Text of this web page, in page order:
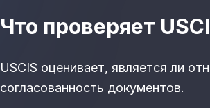
Что проверяет
USCIS оценивает, является ли
согласованность документов.